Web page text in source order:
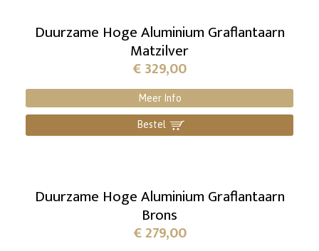
Duurzame Hoge Aluminium Graflantaarn
Matzilver
€329,00
Meer Info
Bestel ]
Duurzame Hoge Aluminium Graflantaarn
Brons
€279,00